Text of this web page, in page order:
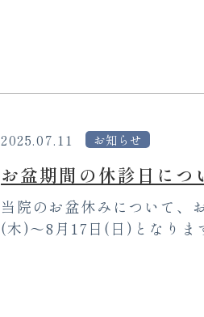
2025.07.11 お知らせ
お盆期間の休診日につ
当院のお盆休みについて、
(木)～8月17日(日)となりま